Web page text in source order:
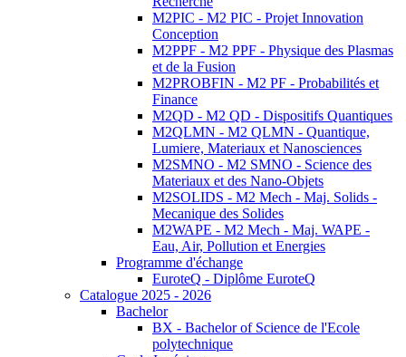
M2PIC - M2 PIC - Projet Innovation
Conception
M2PPF - M2 PPF - Physique des Plasmas
et de la Fusion
M2PROBFIN - M2 PF - Probabilités et
Finance
M2QD - M2 QD - Dispositifs Quantiques
M2QLMN - M2 QLMN - Quantique,
Lumiere, Materiaux et Nanosciences
M2SMNO - M2 SMNO - Science des
Materiaux et des Nano-Objets
M2SOLIDS - M2 Mech - Maj. Solids -
Mecanique des Solides
M2WAPE - M2 Mech - Maj. WAPE -
Eau, Air, Pollution et Energies
Programme d'échange
EuroteQ - Diplôme EuroteQ
Catalogue 2025 - 2026
Bachelor
BX - Bachelor of Science de l'Ecole
polytechnique